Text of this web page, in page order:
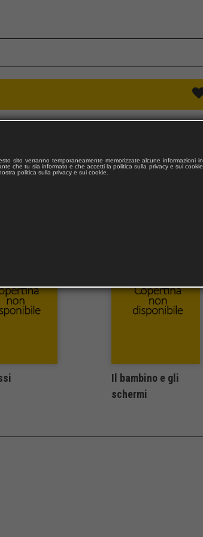
Il bambino e gli
schermi
sito verranno temporaneamente memorizzate alcune informazioni in
che tu sia informato e che accetti la politica sulla privacy e sui cookie
politica sulla privacy e sui cookie.